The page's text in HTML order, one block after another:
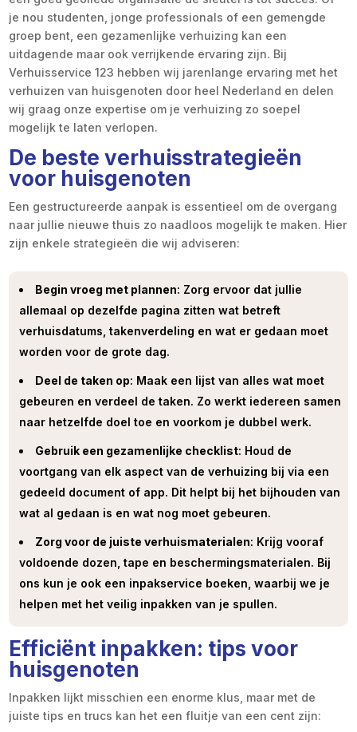
je nou studenten, jonge professionals of een gemengde
groep bent, een gezamenlijke verhuizing kan een
uitdagende maar ook verrijkende ervaring zijn. Bij
Verhuisservice 123 hebben wij jarenlange ervaring met het
verhuizen van huisgenoten door heel Nederland en delen
wij graag onze expertise om je verhuizing zo soepel
mogelijk te laten verlopen.
De beste verhuisstrategieën
voor huisgenoten
Een gestructureerde aanpak is essentieel om de overgang
naar jullie nieuwe thuis zo naadloos mogelijk te maken. Hier
zijn enkele strategieën die wij adviseren:
Begin vroeg met plannen: Zorg ervoor dat jullie
allemaal op dezelfde pagina zitten wat betreft
verhuisdatums, takenverdeling en wat er gedaan moet
worden voor de grote dag.
Deel de taken op: Maak een lijst van alles wat moet
gebeuren en verdeel de taken. Zo werkt iedereen samen
naar hetzelfde doel toe en voorkom je dubbel werk.
Gebruik een gezamenlijke checklist: Houd de
voortgang van elk aspect van de verhuizing bij via een
gedeeld document of app. Dit helpt bij het bijhouden van
wat al gedaan is en wat nog moet gebeuren.
Zorg voor de juiste verhuismaterialen: Krijg vooraf
voldoende dozen, tape en beschermingsmaterialen. Bij
ons kun je ook een inpakservice boeken, waarbij we je
helpen met het veilig inpakken van je spullen.
Efficiënt inpakken: tips voor
huisgenoten
Inpakken lijkt misschien een enorme klus, maar met de
juiste tips en trucs kan het een fluitje van een cent zijn: